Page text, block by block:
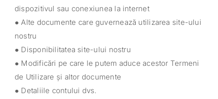
dispozitivul sau conexiunea la internet
● Alte documente care guvernează utilizarea site-ului
nostru
● Disponibilitatea site-ului nostru
● Modificări pe care le putem aduce acestor Termeni
de Utilizare și altor documente
● Detaliile contului dvs.